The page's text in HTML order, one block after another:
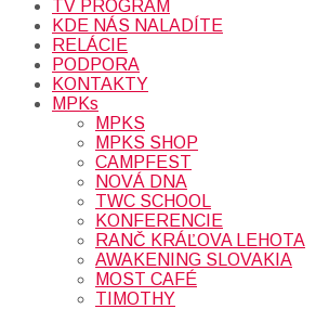
TV PROGRAM
KDE NÁS NALADÍTE
RELÁCIE
PODPORA
KONTAKTY
MPKs
MPKS
MPKS SHOP
CAMPFEST
NOVÁ DNA
TWC SCHOOL
KONFERENCIE
RANČ KRÁĽOVA LEHOTA
AWAKENING SLOVAKIA
MOST CAFÉ
TIMOTHY